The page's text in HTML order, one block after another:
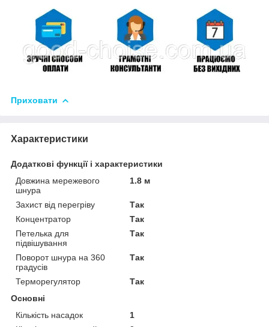
Приховати
Характеристики
Додаткові функції і характеристики
Довжина мережевого
шнура
1.8 м
Захист від перегріву
Так
Концентратор
Так
Петелька для
підвішування
Так
Поворот шнура на 360
градусів
Так
Терморегулятор
Так
Основні
Кількість насадок
1